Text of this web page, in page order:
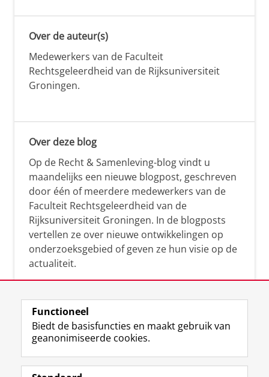
Over de auteur(s)
Medewerkers van de Faculteit
Rechtsgeleerdheid van de Rijksuniversiteit
Groningen.
Over deze blog
Op de Recht & Samenleving-blog vindt u
maandelijks een nieuwe blogpost, geschreven
door één of meerdere medewerkers van de
Faculteit Rechtsgeleerdheid van de
Rijksuniversiteit Groningen. In de blogposts
vertellen ze over nieuwe ontwikkelingen op
onderzoeksgebied of geven ze hun visie op de
actualiteit.
Volg de RUG
F
a
L
i
R
S
I
n
Y
o
Functioneel
Biedt de basisfuncties en maakt gebruik van
geanonimiseerde cookies.